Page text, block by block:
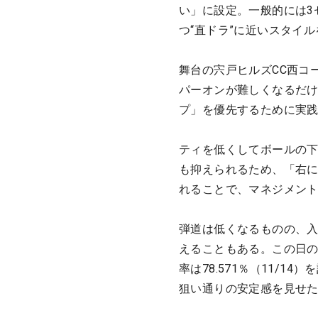
い」に設定。一般的には
つ“直ドラ”に近いスタイ
舞台の宍戸ヒルズCC西コ
パーオンが難しくなるだ
プ」を優先するために実
ティを低くしてボールの
も抑えられるため、「右
れることで、マネジメン
弾道は低くなるものの、
えることもある。この日
率は78.571％（11/14）
狙い通りの安定感を見せ